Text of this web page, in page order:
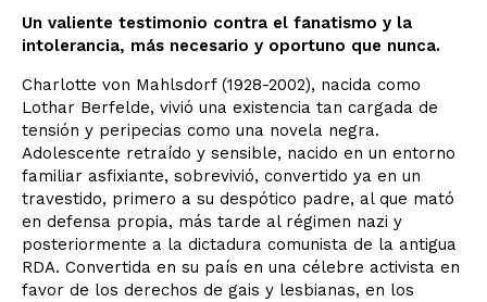
Un valiente testimonio contra el fanatismo y la
intolerancia, más necesario y oportuno que nunca.
Charlotte von Mahlsdorf (1928-2002), nacida como
Lothar Berfelde, vivió una existencia tan cargada de
tensión y peripecias como una novela negra.
Adolescente retraído y sensible, nacido en un entorno
familiar asfixiante, sobrevivió, convertido ya en un
travestido, primero a su despótico padre, al que mató
en defensa propia, más tarde al régimen nazi y
posteriormente a la dictadura comunista de la antigua
RDA. Convertida en su país en una célebre activista en
favor de los derechos de gais y lesbianas, en los